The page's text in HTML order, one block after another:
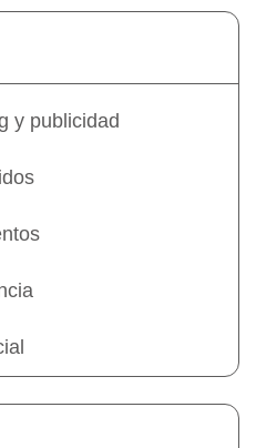
y publicidad